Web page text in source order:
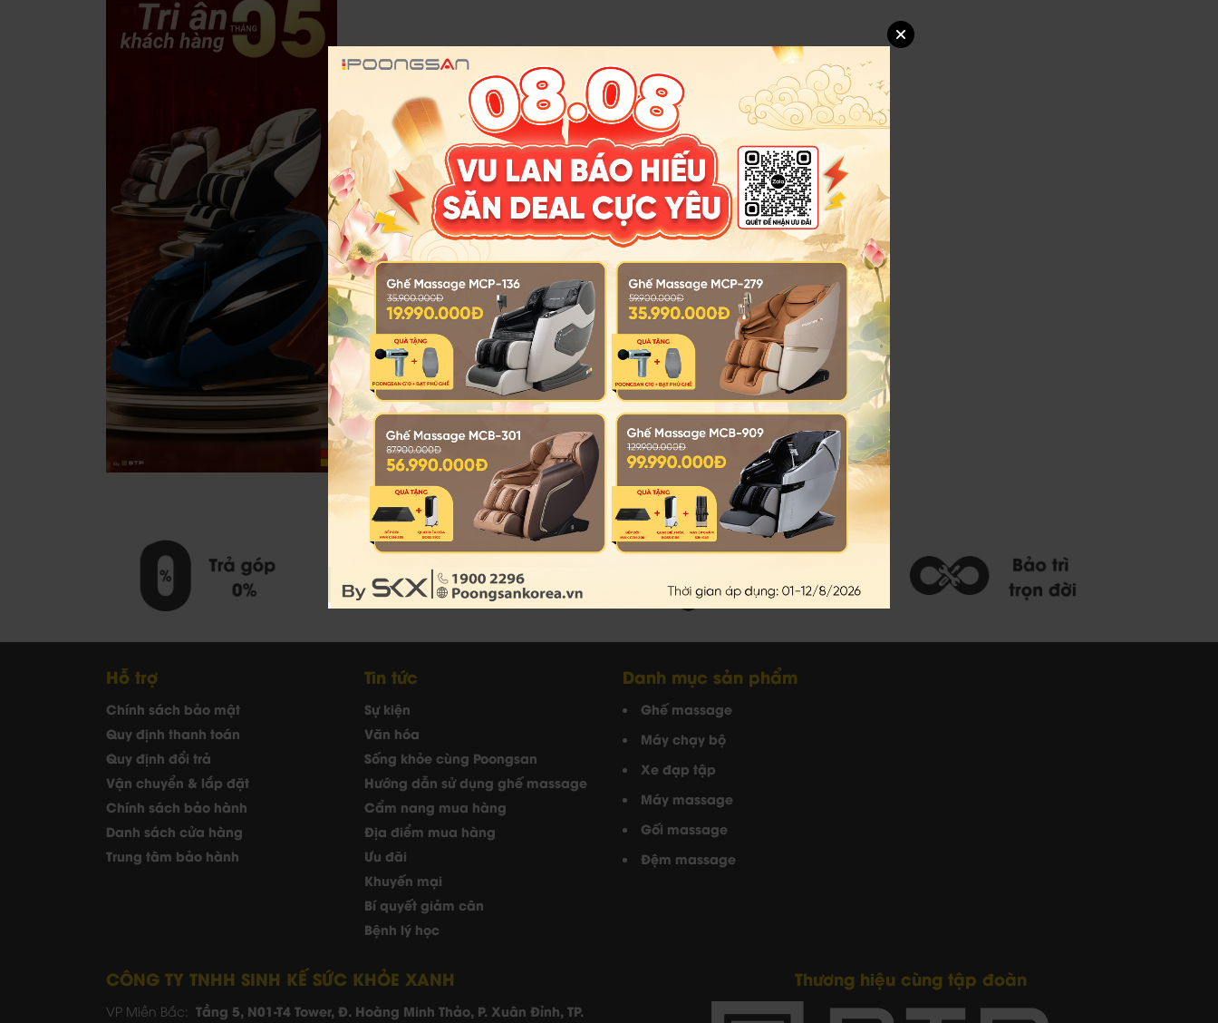
Hỗ trợ
Chính sách bảo mật
Quy định thanh toán
Quy định đổi trả
Vận chuyển & lắp đặt
Chính sách bảo hành
Danh sách cửa hàng
Trung tâm bảo hành
Tin tức
Sự kiện
Văn hóa
Sống khỏe cùng Poongsan
Hướng dẫn sử dụng ghế massage
Cẩm nang mua hàng
Địa điểm mua hàng
Ưu đãi
Khuyến mại
Bí quyết giảm cân
Bệnh lý học
Danh mục sản phẩm
Ghế massage
Máy chạy bộ
Xe đạp tập
Máy massage
Gối massage
Đệm massage
CÔNG TY TNHH SINH KẾ SỨC KHỎE XANH
VP Miền Bắc: Tầng 5, N01-T4 Tower, Đ. Hoàng Minh Thảo, P. Xuân Đỉnh, TP.
Thương hiệu cùng tập đoàn